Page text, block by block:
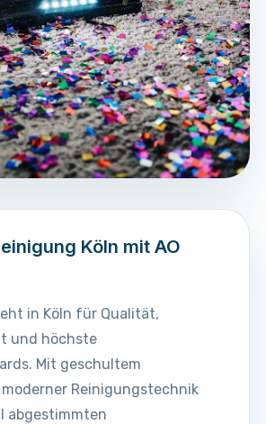
Köln mit AO
in Köln für Qualität,
und höchste
Mit geschultem
moderner Reinigungstechnik
abgestimmten